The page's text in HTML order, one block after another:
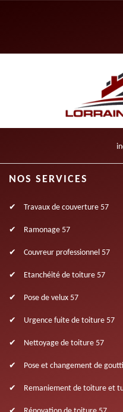
NOS SERVICES
Travaux de couverture 57
Ramonage 57
Couvreur professionnel 57
Etanchéité de toiture 57
Pose de velux 57
Urgence fuite de toiture 57
Nettoyage de toiture 57
Pose et changement de
Remaniement de toiture et